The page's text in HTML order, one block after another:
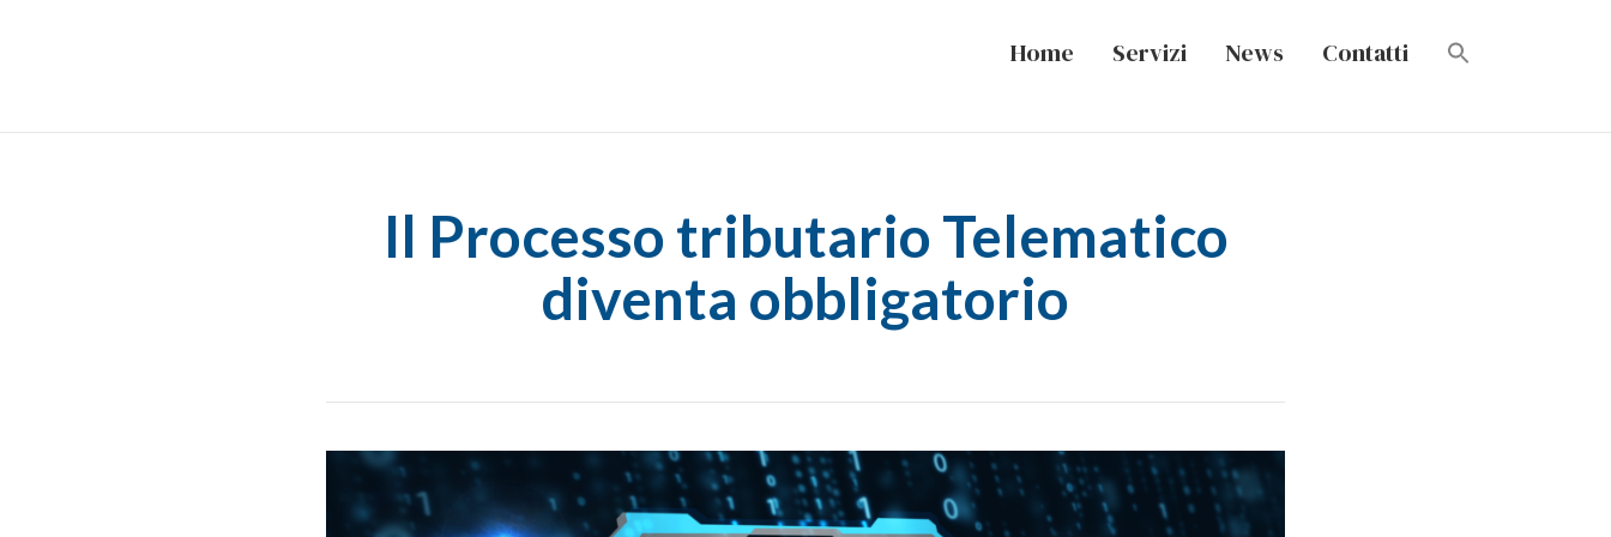
Home Servizi News Contatti
Il Processo tributario Telematico
diventa obbligatorio